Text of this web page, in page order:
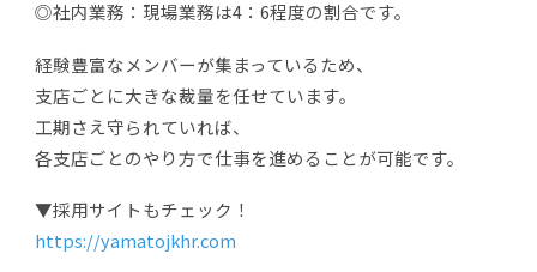
◎社内業務：現場業務は4：6程度の割合です。
経験豊富なメンバーが集まっているため、
支店ごとに大きな裁量を任せています。
工期さえ守られていれば、
各支店ごとのやり方で仕事を進めることが可能です。
▼採用サイトもチェック！
https://yamatojkhr.com